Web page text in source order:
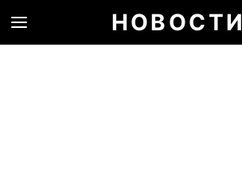
НОВОСТИ